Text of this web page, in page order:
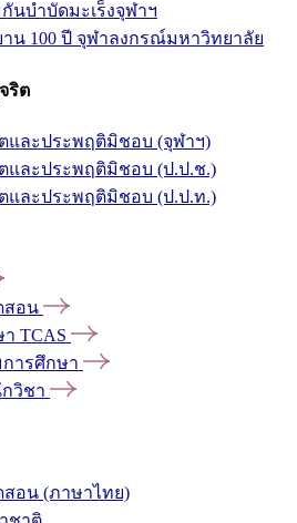
นบำบัดมะเร็งจุฬาฯ
น 100 ปี จุฬาลงกรณ์มหาวิทยาลัย
ริต
และประพฤติมิชอบ (จุฬาฯ)
และประพฤติมิชอบ (ป.ป.ช.)
และประพฤติมิชอบ (ป.ป.ท.)
สอน
TCAS
ารศึกษา
วิชา
อน (ภาษาไทย)